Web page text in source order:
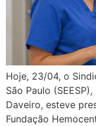
Hoje, 23/04, o
São Paulo
Daveiro, esteve
Fundação